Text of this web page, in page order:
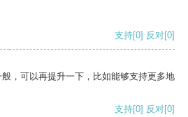
支持[0] 反对[0]
，可以再提升一下，比如能够支持更多地
支持[0] 反对[0]